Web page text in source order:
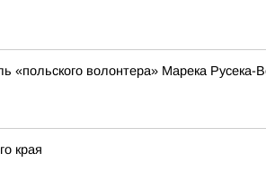
волонтера» Марека Русека-
края